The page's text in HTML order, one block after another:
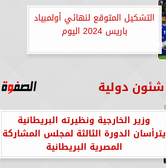
التشكيل المتوقع لنهائي أولمبياد
باريس 2024 اليوم
شئون دولية
وزير الخارجية ونظيرته البريطانية
يترأسان الدورة الثالثة لمجلس المشاركة
المصرية البريطانية